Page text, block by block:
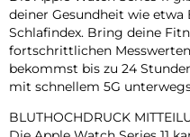
deiner Gesundheit wie
Schlafindex. Bring deine
fortschrittlichen
bekommst bis zu 24
mit schnellem 5G
BLUTHOCHDRUCK